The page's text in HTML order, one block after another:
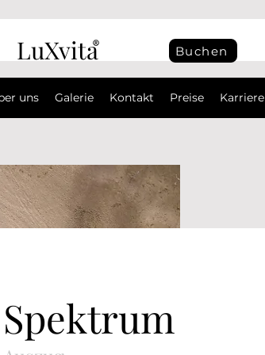
LuXvita Buchen
uns Galerie Kontakt Preise Karriere
Spektrum